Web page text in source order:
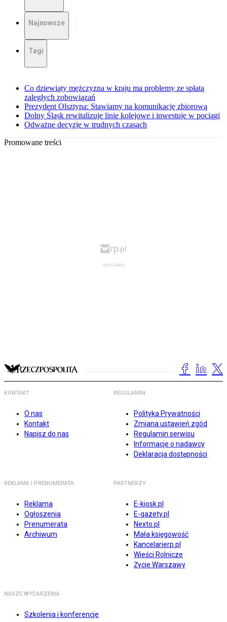
Najnowsze
Tagi
Co dziewiąty mężczyzna w kraju ma problemy ze spłatą
zaległych zobowiązań
Prezydent Olsztyna: Stawiamy na komunikację zbiorową
Dolny Śląsk rewitalizuje linie kolejowe i inwestuje w pociągi
Odważne decyzje w trudnych czasach
Promowane treści
KONTAKT
O nas
Kontakt
Napisz do nas
REGULAMIN
Polityka Prywatności
Zmiana ustawień zgód
Regulamin serwisu
Informacje o nadawcy
Deklaracja dostępności
REKLAMA I PRENUMERATA
Reklama
Ogłoszenia
Prenumerata
Archiwum
PARTNERZY
E-kiosk.pl
E-gazety.pl
Nexto.pl
Mała księgowość
Kancelarierp.pl
Wieści Rolnicze
Życie Warszawy
NASZE WYDARZENIA
Szkolenia i konferencje